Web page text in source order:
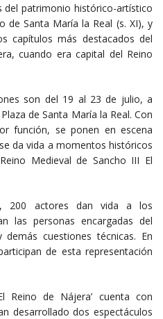
patrimonio histórico-artístico
Santa María la Real (s. XI), y
capítulos más destacados del
cuando era capital del Reino
son del 19 al 23 de julio, a
de Santa María la Real. Con
función, se ponen en escena
da vida a momentos históricos
Medieval de Sancho III El
200 actores dan vida a los
las personas encargadas del
cuestiones técnicas. En
de esta representación
Reino de Nájera’ cuenta con
desarrollado dos espectáculos